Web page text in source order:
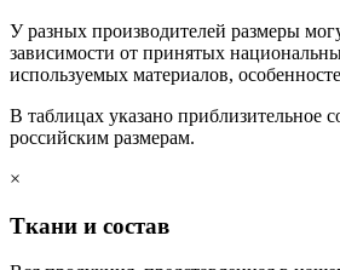
У разных производителей размеры
зависимости от принятых
используемых материалов,
В таблицах указано приблизительное
российским размерам.
×
Ткани и состав